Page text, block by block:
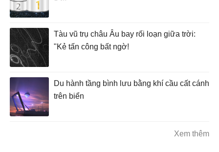
Tàu vũ trụ châu Âu bay rối loạn giữa trời:
"Kẻ tấn công bất ngờ!
Du hành tầng bình lưu bằng khí cầu cất cánh
trên biển
Xem thêm